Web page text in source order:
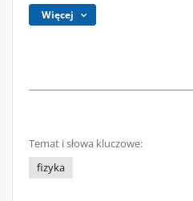
Więcej
Temat i słowa kluczowe:
fizyka